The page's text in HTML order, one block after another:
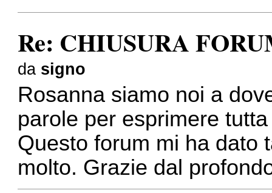
Re: CHIUSURA
da signo
Rosanna siamo noi a
parole per esprimere
Questo forum mi ha dato
molto. Grazie dal